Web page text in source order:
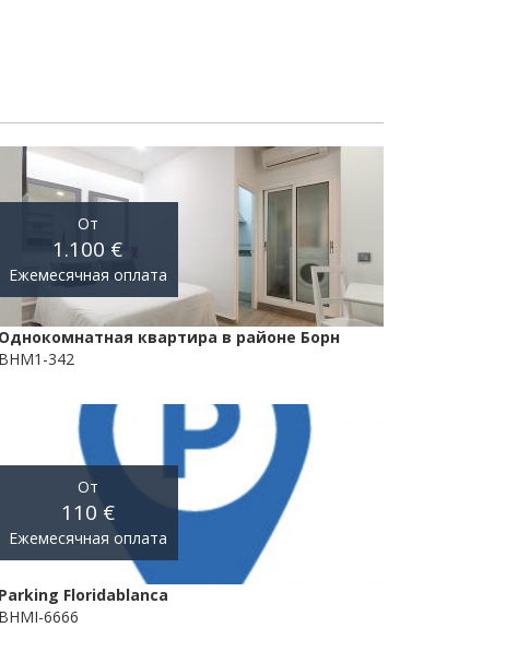
От
1.100 €
Ежемесячная оплата
Однокомнатная квартира в районе Борн
BHM1-342
От
110 €
Ежемесячная оплата
Parking Floridablanca
BHMI-6666